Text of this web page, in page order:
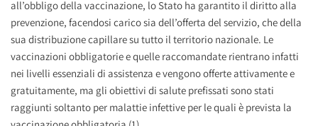
all’obbligo della vaccinazione, lo Stato ha garantito il diritto alla
prevenzione, facendosi carico sia dell’offerta del servizio, che della
sua distribuzione capillare su tutto il territorio nazionale. Le
vaccinazioni obbligatorie e quelle raccomandate rientrano infatti
nei livelli essenziali di assistenza e vengono offerte attivamente e
gratuitamente, ma gli obiettivi di salute prefissati sono stati
raggiunti soltanto per malattie infettive per le quali è prevista la